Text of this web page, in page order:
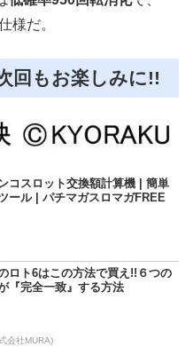
様だ。
回もお楽しみに!!
コスロット交換額計算機 | 簡単
ール | パチマガスロマガFREE
ロト6はこの方法で買え!!６つの
『完全一致』する方法
会社MURA)